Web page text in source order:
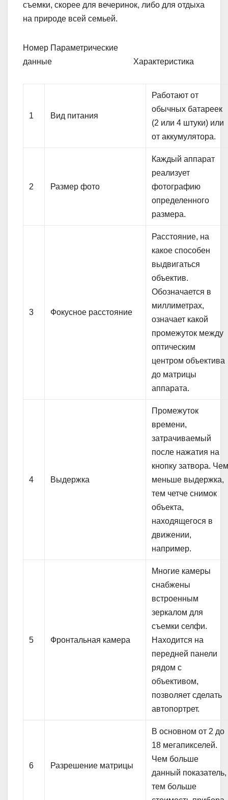
съемки, скорее для вечеринок, либо для отдыха
на природе всей семьей.
Номер Параметрические
данные Характеристика
1 Вид питания
Работают от
обычных батареек
(2 или 4 штуки) или
от аккумулятора.
2 Размер фото
Каждый аппарат
реализует
фотографию
определенного
размера.
3 Фокусное расстояние
Расстояние, на
какое способен
выдвигаться
объектив.
Обозначается в
миллиметрах,
означает какой
промежуток между
оптическим
центром объектива
до матрицы
аппарата.
4 Выдержка
Промежуток
времени,
затрачиваемый
после нажатия на
кнопку затвора.
меньше выдержка,
тем четче снимок
объекта,
находящегося в
движении,
например.
5 Фронтальная камера
Многие камеры
снабжены
встроенным
зеркалом для
съемки селфи.
Находится на
передней панели
рядом с
объективом,
позволяет сделать
автопортрет.
6 Разрешение матрицы
В основном от 2 до
18 мегапикселей.
Чем больше
данный показатель,
тем больше